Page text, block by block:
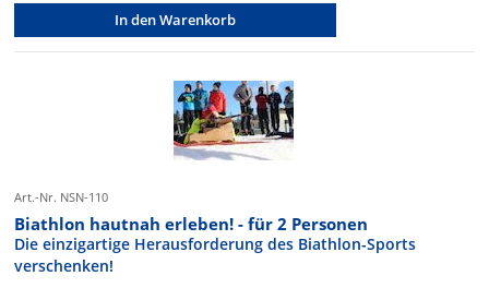
In den Warenkorb
Art.-Nr. NSN-110
Biathlon hautnah erleben! - für 2 Personen
Die einzigartige Herausforderung des Biathlon-Sports
verschenken!